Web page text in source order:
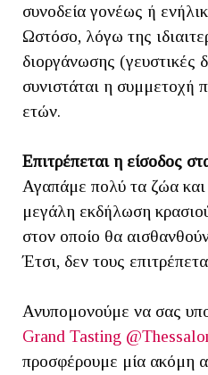
συνοδεία γονέως ή
Ωστόσο, λόγω της
διοργάνωσης (γευστικές
συνιστάται η συμμετοχή
ετών.
Επιτρέπεται η είσοδος
Αγαπάμε πολύ τα ζώα και
μεγάλη εκδήλωση
στον οποίο θα
Έτσι, δεν τους
Ανυπομονούμε να σας
Grand Tasting
προσφέρουμε μία ακόμη